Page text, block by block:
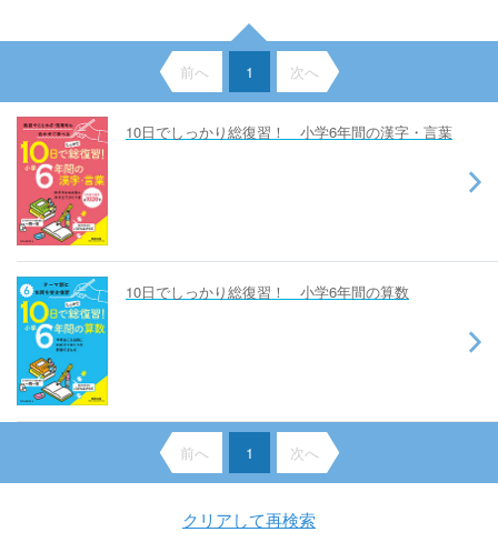
前へ 1 次へ
10日でしっかり総復習！ 小学6年間の漢字・言葉
10日でしっかり総復習！ 小学6年間の算数
前へ 1 次へ
クリアして再検索